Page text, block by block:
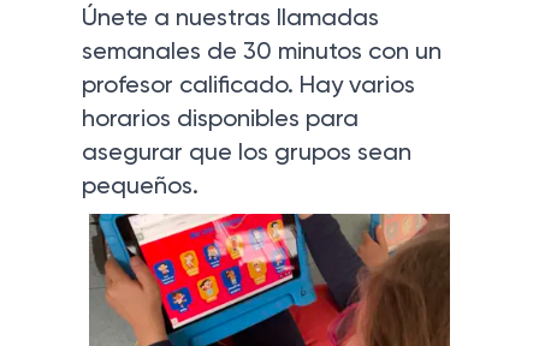
Únete a nuestras llamadas
semanales de 30 minutos con un
profesor calificado. Hay varios
horarios disponibles para
asegurar que los grupos sean
pequeños.